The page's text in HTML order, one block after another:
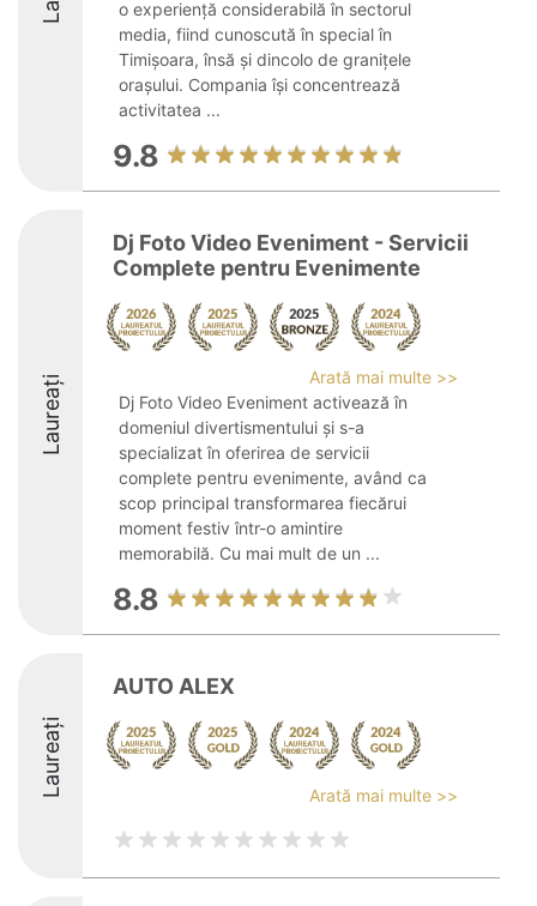
o experiență considerabilă în sectorul
media, fiind cunoscută în special în
Timișoara, însă și dincolo de granițele
orașului. Compania își concentrează
activitatea ...
9.8
Laureați
Dj Foto Video Eveniment - Servicii
Complete pentru Evenimente
Arată mai multe >>
Dj Foto Video Eveniment activează în
domeniul divertismentului și s-a
specializat în oferirea de servicii
complete pentru evenimente, având ca
scop principal transformarea fiecărui
moment festiv într-o amintire
memorabilă. Cu mai mult de un ...
8.8
Laureați
AUTO ALEX
Arată mai multe >>